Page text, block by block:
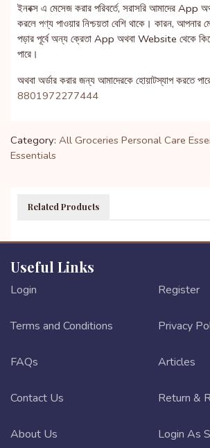
ইনবক্স এ মেসেজ করার পরিবর্তে, সরাসরি আমাদের
করলে পণ্য পাওয়ার নিশ্চয়তা বেশি থাকে। কারন, আপনার
পড়ার পূর্বে অন্য ক্রেতা App অথবা Website থেকে
পারে।
অথবা অর্ডার করার জন্য আমাদেরকে হোয়াটস্যাপ করতে
8801972277444
Category: All Groceries Personal Care
Essentials
Related Products
Useful Links
Login Register
Terms and Conditions Privacy
FAQs Articles
Contact Us Return &
About Us Login As